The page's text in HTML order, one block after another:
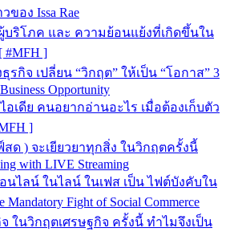
ของ Issa Rae
บริโภค และ ความย้อนแย้งที่เกิดขึ้นใน
#MFH ]
รกิจ เปลี่ยน “วิกฤต” ให้เป็น “โอกาส” 3
Opportunity
อเดีย คนอยากอ่านอะไร เมื่อต้องเก็บตัว
]
สด ) จะเยียวยาทุกสิ่ง ในวิกฤตครั้งนี้
with LIVE Streaming
นไลน์ ในไลน์ ในเฟส เป็น ไฟต์บังคับใน
Fight of Social Commerce
ในวิกฤตเศรษฐกิจ ครั้งนี้ ทำไมจึงเป็น